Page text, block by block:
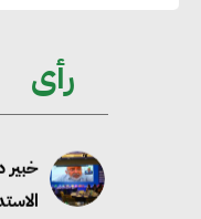
رأى
خبير